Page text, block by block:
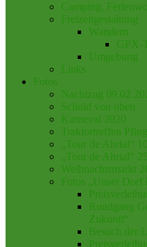
Camping,
Freizeitgestaltung
Wandern
GPX-
Umgebung
Links
Fotos
Nachtzug
Schuld von oben
Karneval 2020
Traktortreffen
„Tour de Ahrtal“
„Tour de Ahrtal“
Weihnachtsmarkt
Fotos „Unser Dorf
Rundgang
Zukunft“
Besuch der